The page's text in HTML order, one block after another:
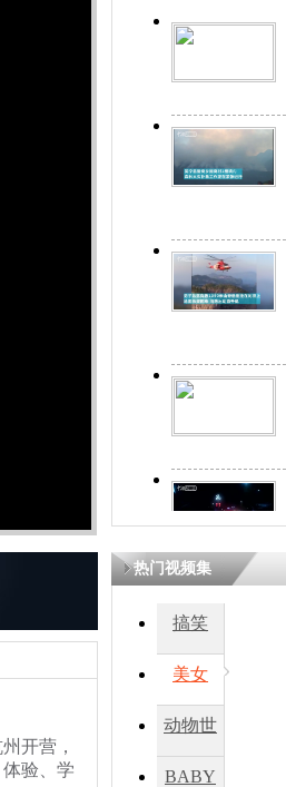
开营，
验、学
热门视频集
搞笑
美女
动物世
BABY